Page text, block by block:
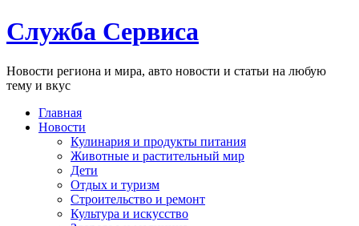
Служба Сервиса
Новости региона и мира, авто новости и статьи на любую
тему и вкус
Главная
Новости
Кулинария и продукты питания
Животные и растительный мир
Дети
Отдых и туризм
Строительство и ремонт
Культура и искусство